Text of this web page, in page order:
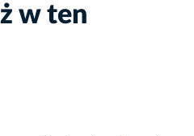
w ten